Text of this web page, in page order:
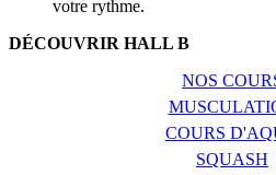
votre rythme.
DÉCOUVRIR HALL B
NOS
COURS
SQUASH